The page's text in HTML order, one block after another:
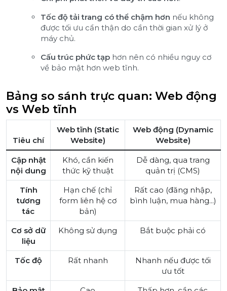
Tốc độ tải trang có thể chậm hơn nếu không
được tối ưu cẩn thận do cần thời gian xử lý ở
máy chủ.
Cấu trúc phức tạp hơn nên có nhiều nguy cơ
về bảo mật hơn web tĩnh.
Bảng so sánh trực quan: Web động
vs Web tĩnh
Tiêu chí
Web tĩnh (Static
Website)
Web động (Dynamic
Website)
Cập nhật
nội dung
Khó, cần kiến
thức kỹ thuật
Dễ dàng, qua trang
quản trị (CMS)
Tính
tương
tác
Hạn chế (chỉ
form liên hệ cơ
bản)
Rất cao (đăng nhập,
bình luận, mua hàng...)
Cơ sở dữ
liệu
Không sử dụng Bắt buộc phải có
Tốc độ Rất nhanh
Nhanh nếu được tối
ưu tốt